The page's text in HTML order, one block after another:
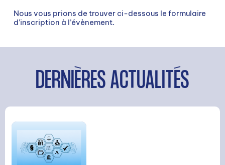
Nous vous prions de trouver ci-dessous le formulaire
d’inscription à l’évènement.
DERNIÈRES ACTUALITÉS